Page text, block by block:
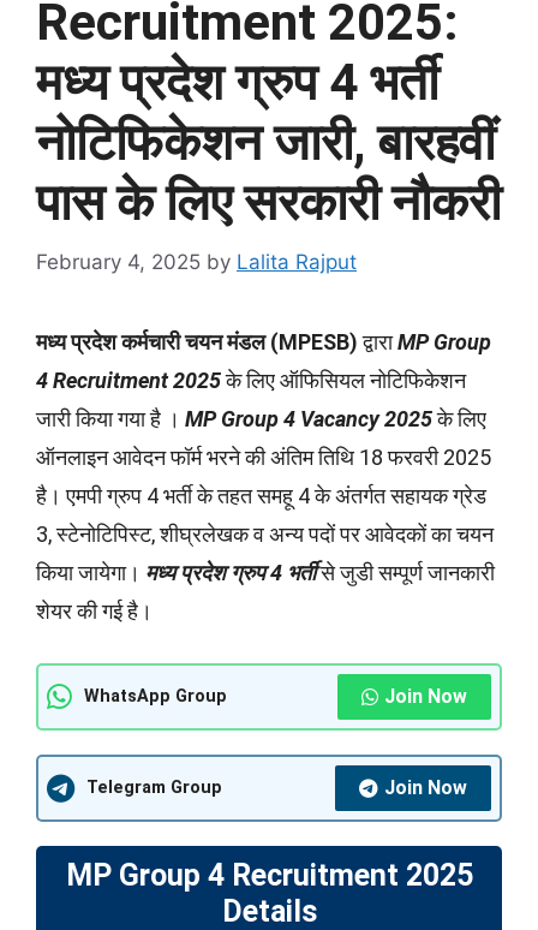
Recruitment 2025:
मध्य प्रदेश ग्रुप 4 भर्ती
नोटिफिकेशन जारी, बारहवीं
पास के लिए सरकारी नौकरी
February 4, 2025 by Lalita Rajput
मध्य प्रदेश कर्मचारी चयन मंडल (MPESB)द्वाराMP Group
4 Recruitment 2025के लिए ऑफिसियल नोटिफिकेशन
जारी किया गया है । MP Group 4 Vacancy 2025के लिए
ऑनलाइन आवेदन फॉर्म भरने की अंतिम तिथि 18 फरवरी 2025
है। एमपी ग्रुप 4 भर्ती के तहत समहू 4 के अंतर्गत सहायक ग्रेड
3, स्टेनोटिपिस्ट, शीघ्रलेखक व अन्य पदों पर आवेदकों का चयन
किया जायेगा। मध्य प्रदेश ग्रुप 4 भर्तीसे जुडी सम्पूर्ण जानकारी
शेयर की गई है।
WhatsApp Group Join Now
Telegram Group Join Now
MP Group 4 Recruitment 2025
Details